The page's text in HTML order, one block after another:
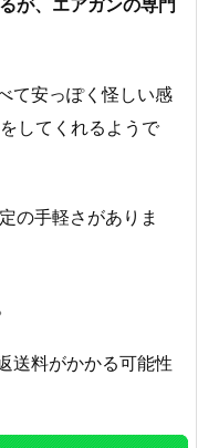
が、エアガンの専門
て安っぽく怪しい感
してくれるようで
の手軽さがありま
送料がかかる可能性